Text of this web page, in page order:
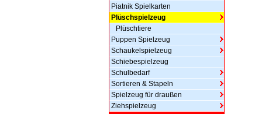
Piatnik Spielkarten
Plüschspielzeug
Plüschtiere
Puppen Spielzeug
Schaukelspielzeug
Schiebespielzeug
Schulbedarf
Sortieren & Stapeln
Spielzeug für draußen
Ziehspielzeug